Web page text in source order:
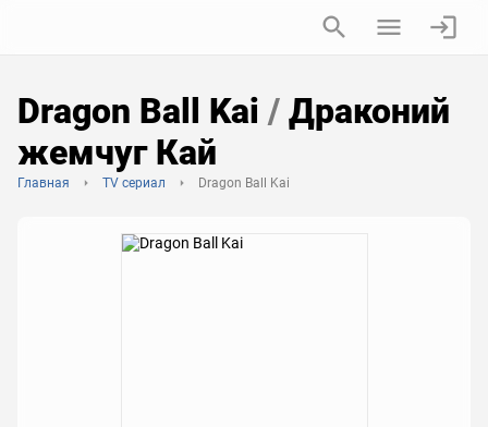
Dragon Ball Kai / Драконий
жемчуг Кай
Главная TV сериал Dragon Ball Kai